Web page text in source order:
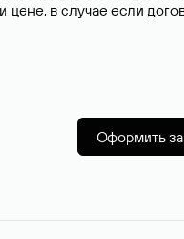
в случае если
Оформить